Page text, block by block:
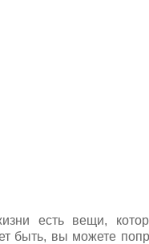
есть вещи,
быть, вы можете